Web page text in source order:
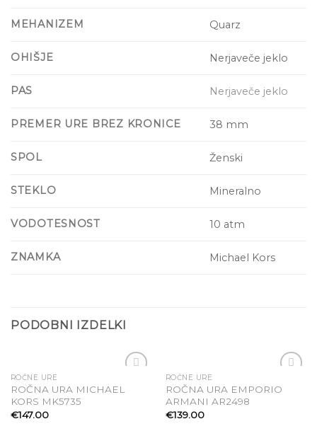
MEHANIZEM Quarz
OHIŠJE Nerjaveče jeklo
PAS Nerjaveče jeklo
PREMER URE BREZ KRONICE 38 mm
SPOL Ženski
STEKLO Mineralno
VODOTESNOST 10 atm
ZNAMKA Michael Kors
PODOBNI IZDELKI
ROČNE URE
ROČNA URA MICHAEL
KORS MK5735
€147.00
ROČNE URE
ROČNA URA EMPORIO
ARMANI AR2498
€139.00